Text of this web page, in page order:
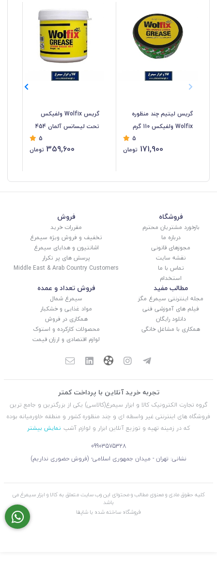
گریس لیتیم چند منظوره
Wolfix ولفیکس 110 گرم
5
171,900 تومان
گریس Wolfix ولفیکس
تحت لیسانس آلمان 454
5
359,600 تومان
فروشگاه
بازخورد مشتریان محترم
درباره ما
مجوزهای قانونی
نقشه سایت
تماس با ما
استخدام
فروش
مقررات خرید
تخفیف و فروش ویژه سیمرغ
اشانتیون و هدایای سیمرغ
پرسش های پر تکرار
Middle East & Arab Country Customers
مطالب مفید
مجله اینترنتی سیمرغ مگز
فیلم های آموزشی فنی
دانلود رایگان
همکاری با مشاغل خانگی
فروش تعداد و عمده
سیمرغ شمال
مواد غذایی و خشکبار
همکاری در فروش
محصولات کارکرده و استوک
لوازم اقتصادی و ارزان قیمت
تجربه خرید آنلاین با پرداخت کمتر
گروه تجارت الکترونیک کالا و ابزار سیمرغ(کالاسی) یکی از بزرگترین و جامع ترین
فروشگاه های اینترنتی غیر واسطه ای و چند منظوره کشور و منطقه خاورمیانه بوده
که در زمینه تهیه و توزیع آنلاین ابزار و لوازم آشپ نمایش بیشتر
09903575328
نشانی: تهران - میدان جمهوری اسلامی- (فروش حضوری نداریم)
کلیه حقوق مادی و معنوی مطالب و محتوای این وب سایت متعلق به کالا و ابزار سیمرغ می
باشد
فروشگاه ساخته شده با شاپفا